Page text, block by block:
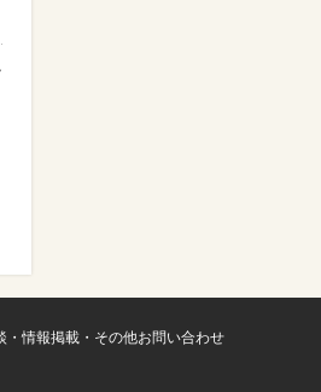
・情報掲載・その他お問い合わせ